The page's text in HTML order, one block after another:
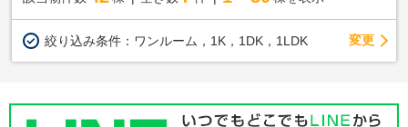
絞り込み条件： ワンルーム，1K，1DK，1LDK 変更